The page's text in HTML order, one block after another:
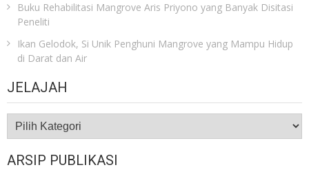
Buku Rehabilitasi Mangrove Aris Priyono yang Banyak Disitasi
Peneliti
Ikan Gelodok, Si Unik Penghuni Mangrove yang Mampu Hidup
di Darat dan Air
JELAJAH
JELAJAH
ARSIP PUBLIKASI